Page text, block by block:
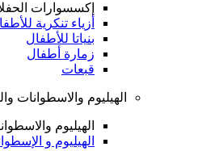
إكسسوارات
أزياء تنكرية
بنياتا للأطفال
زمارة أطفال
قبعات
الهيليوم والاسطوانات
الهيليوم
الهيليوم و